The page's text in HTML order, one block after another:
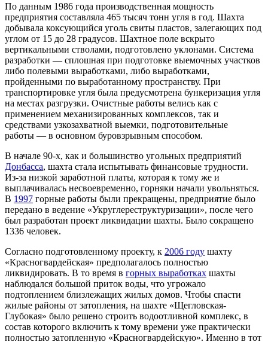
По данным 1986 года производственная мощность
предприятия составляла 465 тысяч тонн угля в год. Шахта
добывала коксующийся уголь свиты пластов, залегающих под
углом от 15 до 28 градусов. Шахтное поле вскрыто
вертикальными стволами, подготовлено уклонами. Система
разработки — сплошная при подготовке выемочных участков
либо полевыми выработками, либо выработками,
пройденными по выработанному пространству. При
транспортировке угля была предусмотрена бункеризация угля
на местах разгрузки. Очистные работы велись как с
применением механизированных комплексов, так и
средствами узкозахватной выемки, подготовительные
работы — в основном буровзрывным способом.
В начале 90-х, как и большинство угольных предприятий
Донбасса, шахта стала испытывать финансовые трудности.
Из-за низкой заработной платы, которая к тому же и
выплачивалась несвоевременно, горняки начали увольняться.
В 1997 горные работы были прекращены, предприятие было
передано в ведение «Укруглереструктуризации», после чего
был разработан проект ликвидации шахты. Было сокращено
1336 человек.
Согласно подготовленному проекту, к 2006 году шахту
«Красногвардейская» предполагалось полностью
ликвидировать. В то время в горных выработках шахты
наблюдался большой приток воды, что угрожало
подтоплением близлежащих жилых домов. Чтобы спасти
жилые районы от затопления, на шахте «Щегловская-
Глубокая» было решено строить водоотливной комплекс, в
состав которого включить к тому времени уже практически
полностью затопленную «Красногвардейскую». Именно в тот